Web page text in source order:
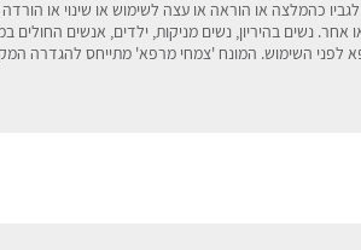
כהמלצה או הוראה או עצה לשימוש או שינוי או
אחר. נשים בהיריון, נשים מניקות, ילדים, אנשים החולים
לפני השימוש. המונח 'צמחי מרפא' מתייחס להגדרה